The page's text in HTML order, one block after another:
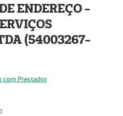
ENDEREÇO -
(54003267-
com Prestador